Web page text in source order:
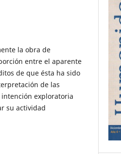
la obra de
entre el aparente
de que ésta ha sido
de las
exploratoria
su actividad